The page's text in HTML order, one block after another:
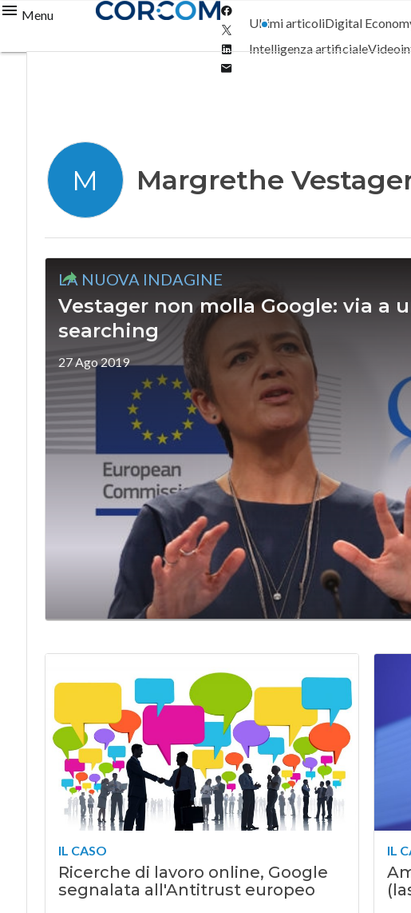
Menu
Twitter
Linkedin
Ultimi articoliDigital
Intelligenza artificiale
M Margrethe
LA NUOVA INDAGINE
Vestager non molla Google: via a
searching
27 Ago 2019
IL CASO
Ricerche di lavoro online, Google
segnalata all'Antitrust europeo
IL